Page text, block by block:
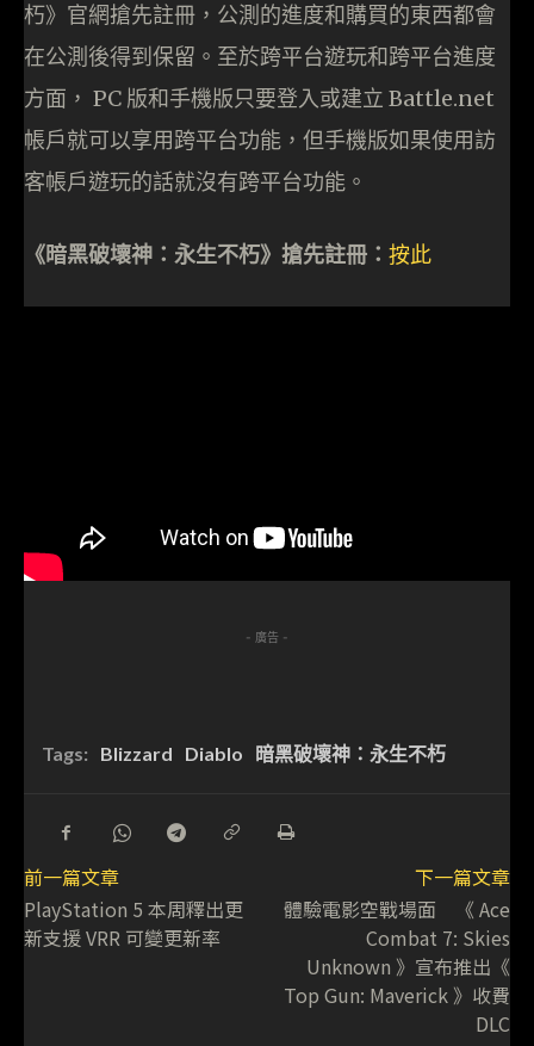
朽》官網搶先註冊，公測的進度和購買的東西都會
在公測後得到保留。至於跨平台遊玩和跨平台進度
方面， PC 版和手機版只要登入或建立 Battle.net
帳戶就可以享用跨平台功能，但手機版如果使用訪
客帳戶遊玩的話就沒有跨平台功能。
《暗黑破壞神：永生不朽》搶先註冊： 按此
- 廣告 -
Tags: Blizzard Diablo 暗黑破壞神：永生不朽
前一篇文章
PlayStation 5 本周釋出更
新支援 VRR 可變更新率
下一篇文章
體驗電影空戰場面 《 Ace
Combat 7: Skies
Unknown 》宣布推出《
Top Gun: Maverick 》收費
DLC